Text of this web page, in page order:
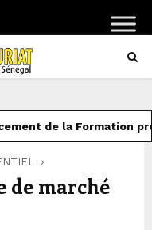
de la Formation
de marché